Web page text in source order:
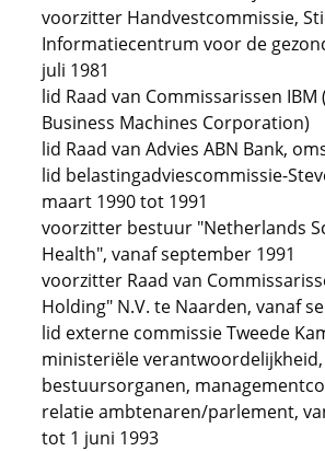
voorzitter Handvestcommissie,
Informatiecentrum voor de
juli 1981
lid Raad van Commissarissen
Business Machines Corporation)
lid Raad van Advies ABN Bank,
lid belastingadviescommissie-
maart 1990 tot 1991
voorzitter bestuur "Netherlands
Health", vanaf september 1991
voorzitter Raad van
Holding" N.V. te Naarden, vanaf
lid externe commissie Tweede
ministeriële verantwoordelijkheid,
bestuursorganen,
relatie ambtenaren/parlement,
tot 1 juni 1993